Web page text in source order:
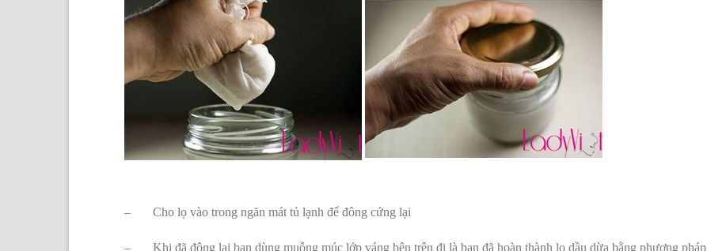
– Cho lọ vào trong ngăn mát tủ lạnh để đông cứng lại
– Khi đã đông lại bạn dùng muỗng múc lớp váng bên trên đi là bạn đã hoàn thành lọ dầu dừa bằng phương pháp